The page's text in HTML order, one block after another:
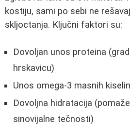
kostiju, sami po sebi ne
skljoctanja. Ključni faktori su:
Dovoljan unos proteina
hrskavicu)
Unos omega-3 masnih
Dovoljna hidratacija
sinovijalne tečnosti)